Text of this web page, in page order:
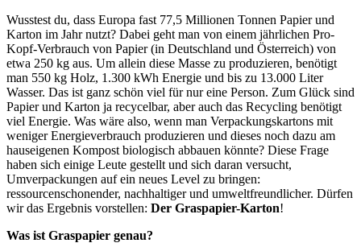
Wusstest du, dass Europa fast 77,5 Millionen Tonnen Papier und
Karton im Jahr nutzt? Dabei geht man von einem jährlichen Pro-
Kopf-Verbrauch von Papier (in Deutschland und Österreich) von
etwa 250 kg aus. Um allein diese Masse zu produzieren, benötigt
man 550 kg Holz, 1.300 kWh Energie und bis zu 13.000 Liter
Wasser. Das ist ganz schön viel für nur eine Person. Zum Glück sind
Papier und Karton ja recycelbar, aber auch das Recycling benötigt
viel Energie. Was wäre also, wenn man Verpackungskartons mit
weniger Energieverbrauch produzieren und dieses noch dazu am
hauseigenen Kompost biologisch abbauen könnte? Diese Frage
haben sich einige Leute gestellt und sich daran versucht,
Umverpackungen auf ein neues Level zu bringen:
ressourcenschonender, nachhaltiger und umweltfreundlicher. Dürfen
wir das Ergebnis vorstellen: Der Graspapier-Karton!
Was ist Graspapier genau?